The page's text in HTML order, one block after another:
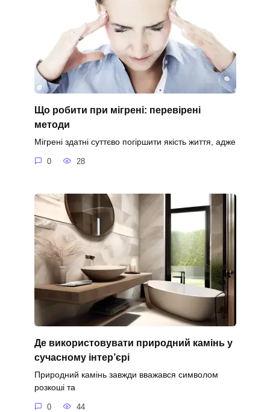
Що робити при мігрені: перевірені
методи
Мігрені здатні суттєво погіршити якість життя, адже
0 28
Де використовувати природний камінь у
сучасному інтер’єрі
Природний камінь завжди вважався символом
розкоші та
0 44